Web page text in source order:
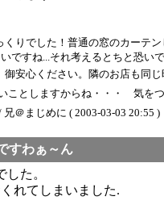
くりでした！普通の窓のカーテ
ですね...それ考えるとちと恐い
御安心ください。隣のお店も同
ことしますからね・・・ 気を
＠まじめに ( 2003-03-03 20:55 )
すわぁ～ん
た。
れてしまいました.